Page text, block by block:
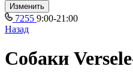
Изменить
7255 9:00-21:00
Назад
Собаки